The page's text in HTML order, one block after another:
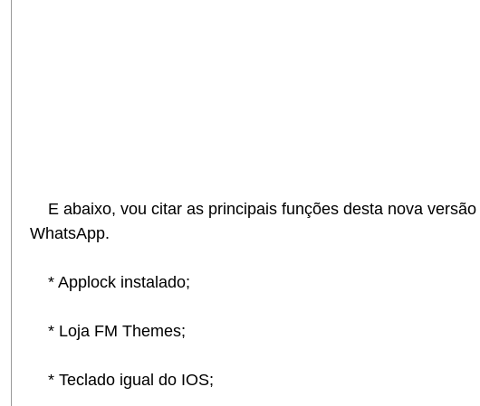
E abaixo, vou citar as principais funções desta nova
WhatsApp.
* Applock instalado;
* Loja FM Themes;
* Teclado igual do IOS;